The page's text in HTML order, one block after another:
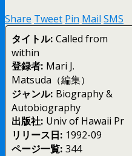
Share Tweet Pin Mail SMS
タイトル: Called from
within
登録者: Mari J.
Matsuda（編集）
ジャンル: Biography &
Autobiography
出版社: Univ of Hawaii Pr
リリース日: 1992-09
ページ一覧: 344